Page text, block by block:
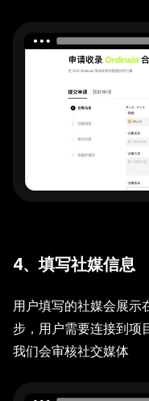
4、填写社媒信息
用户填写的社媒会展示
步，用户需要连接到项
我们会审核社交媒体